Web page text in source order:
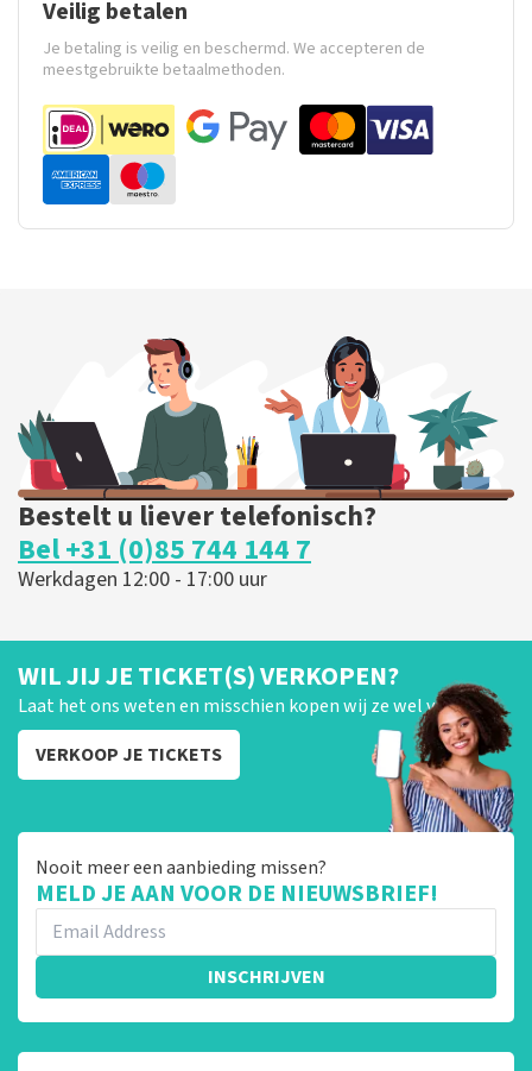
Veilig betalen
Je betaling is veilig en beschermd. We accepteren de
meestgebruikte betaalmethoden.
Bestelt u liever telefonisch?
Bel +31 (0)85 744 144 7
Werkdagen 12:00 - 17:00 uur
WIL JIJ JE TICKET(S) VERKOPEN?
Laat het ons weten en misschien kopen wij ze wel van je!
VERKOOP JE TICKETS
Nooit meer een aanbieding missen?
MELD JE AAN VOOR DE NIEUWSBRIEF!
INSCHRIJVEN